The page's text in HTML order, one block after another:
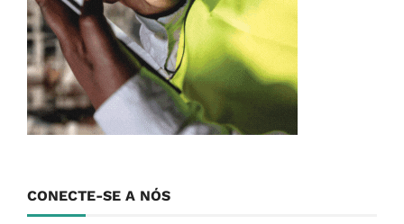
CONECTE-SE A NÓS